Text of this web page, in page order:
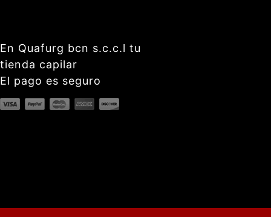
En Quafurg bcn s.c.c.l tu
tienda capilar
El pago es seguro